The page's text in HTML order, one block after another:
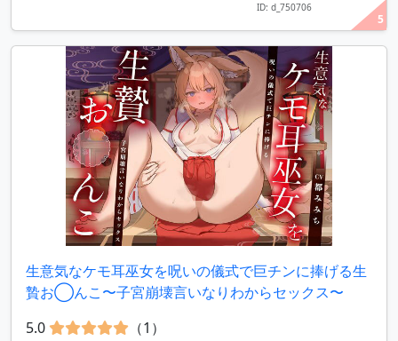
5
ID: d_750706
生意気なケモ耳巫女を呪いの儀式で巨チンに捧げる生
贄お◯んこ〜子宮崩壊言いなりわからセックス〜
5.0
（1）